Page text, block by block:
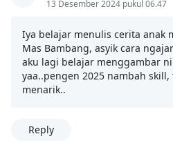
13 Desember 2024 pukul 06.47
Iya belajar menulis cerita anak
Mas Bambang, asyik cara
aku lagi belajar menggambar
yaa..pengen 2025 nambah
menarik..
Reply